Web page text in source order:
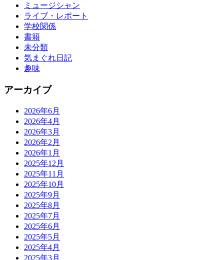
ミュージシャン
ライブ・レポート
学校関係
書籍
未分類
気まぐれ日記
趣味
アーカイブ
2026年6月
2026年4月
2026年3月
2026年2月
2026年1月
2025年12月
2025年11月
2025年10月
2025年9月
2025年8月
2025年7月
2025年6月
2025年5月
2025年4月
2025年3月